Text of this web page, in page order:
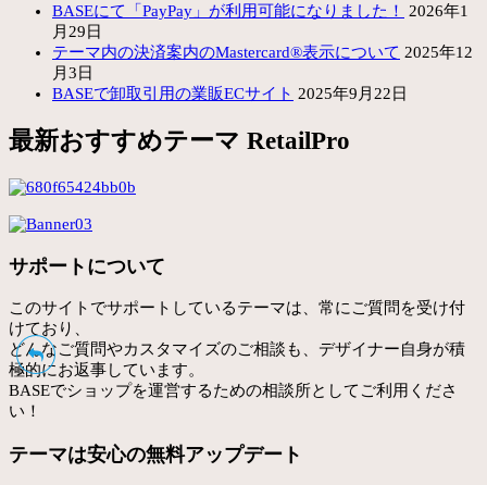
BASEにて「PayPay」が利用可能になりました！
2026年1
月29日
テーマ内の決済案内のMastercard®表示について 2025年12
月3日
BASEで卸取引用の業販ECサイト 2025年9月22日
最新おすすめテーマ RetailPro
サポートについて
このサイトでサポートしているテーマは、常にご質問を受け付
けており、
どんなご質問やカスタマイズのご相談も、デザイナー自身が積
極的にお返事しています。
BASEでショップを運営するための相談所としてご利用くださ
い！
テーマは安心の無料アップデート